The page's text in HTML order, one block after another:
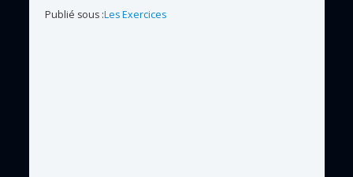
Publié sous :Les Exercices